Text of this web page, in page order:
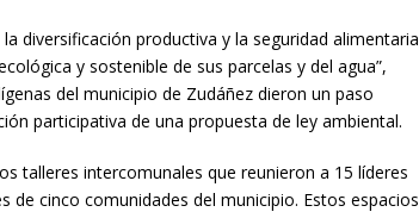
diversificación productiva y la seguridad alimentaria
y sostenible de sus parcelas y del agua”,
del municipio de Zudáñez dieron un paso
participativa de una propuesta de ley ambiental.
talleres intercomunales que reunieron a 15 líderes
cinco comunidades del municipio. Estos espacios